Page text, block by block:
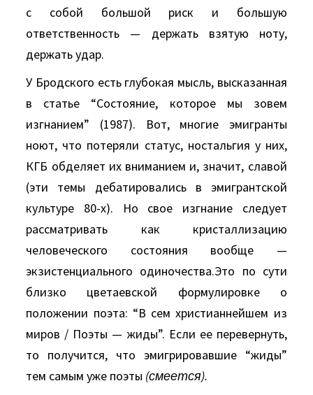
с собой большой риск и большую
ответственность — держать взятую ноту,
держать удар.
У Бродского есть глубокая мысль, высказанная
в статье “Состояние, которое мы зовем
изгнанием” (1987). Вот, многие эмигранты
ноют, что потеряли статус, ностальгия у них,
КГБ обделяет их вниманием и, значит, славой
(эти темы дебатировались в эмигрантской
культуре 80-х). Но свое изгнание следует
рассматривать как кристаллизацию
человеческого состояния вообще —
экзистенциального одиночества.Это по сути
близко цветаевской формулировке о
положении поэта: “В сем христианнейшем из
миров / Поэты — жиды”. Если ее перевернуть,
то получится, что эмигрировавшие “жиды”
тем самым уже поэты (смеется).